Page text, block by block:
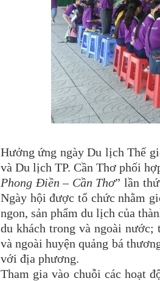
Hưởng ứng ngày Du lịch Thế
và Du lịch TP. Cần Thơ phối
Phong Điền – Cần Thơ” lần
Ngày hội được tổ chức nhằm
ngon, sản phẩm du lịch của
du khách trong và ngoài nước;
và ngoài huyện quảng bá
với địa phương.
Tham gia vào chuỗi các hoạt